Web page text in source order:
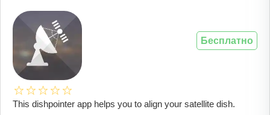
This dishpointer app helps you to align your satellite dish.
Бесплатно